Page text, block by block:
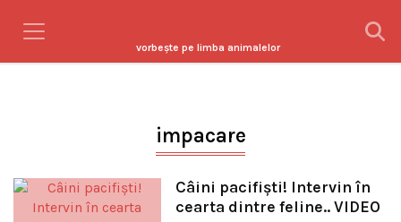
vorbeşte pe limba animalelor
impacare
Câini pacifiști! Intervin în
cearta dintre feline.. VIDEO